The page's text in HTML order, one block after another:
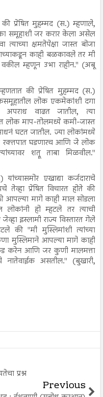
प्रेषित मुहम्मद (स.) म्हणाले,
समूहाशी जर करार केला असेल
क्षमतेपेक्षा जास्त बोजा
काही बळकावले तर मी
म्हणून उभा राहीन." (अबू
की प्रेषित मुहम्मद (स.)
लोक एकमेकांशी दगा
वाढत जातील, त्या
लोक माप-तोलमध्ये कमी-जास्त
घटत जातील. ज्या लोकांमध्ये
रक्तपात घडणारच आणि जे लोक
शत्रू ताबा मिळवील."
एखाद्या कर्जदाराचे
प्रेषित विचारत होते की
आपल्या मागे काही माल सोडला
हो म्हटले तर त्याची
इस्लामी राज्य विस्तारत गेले
की "मी मुस्लिमांशी त्यांच्या
मुस्लिमाने आपल्या मागे काही
करेन आणि जर कुणी मालमत्ता
असतील." (बुखारी,
प्रश्न
Previous